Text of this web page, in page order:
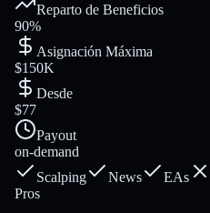
Reparto de Beneficios
90%
Asignación Máxima
$150K
Desde
$77
Payout
on-demand
Scalping
News EAs
Pros